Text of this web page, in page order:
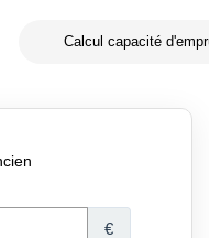
Calcul capacité